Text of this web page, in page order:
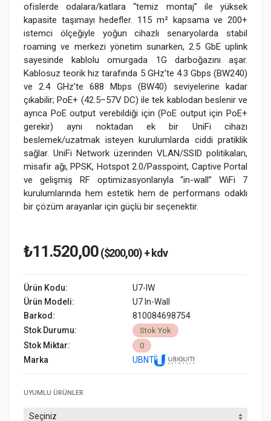
ofislerde odalara/katlara “temiz montaj” ile yüksek
kapasite taşımayı hedefler. 115 m² kapsama ve 200+
istemci ölçeğiyle yoğun cihazlı senaryolarda stabil
roaming ve merkezi yönetim sunarken, 2.5 GbE uplink
sayesinde kablolu omurgada 1G darboğazını aşar.
Kablosuz teorik hız tarafında 5 GHz’te 4.3 Gbps (BW240)
ve 2.4 GHz’te 688 Mbps (BW40) seviyelerine kadar
çıkabilir; PoE+ (42.5–57V DC) ile tek kablodan beslenir ve
ayrıca PoE output verebildiği için (PoE output için PoE+
gerekir) aynı noktadan ek bir UniFi cihazı
beslemek/uzatmak isteyen kurulumlarda ciddi pratiklik
sağlar. UniFi Network üzerinden VLAN/SSID politikaları,
misafir ağı, PPSK, Hotspot 2.0/Passpoint, Captive Portal
ve gelişmiş RF optimizasyonlarıyla “in-wall” WiFi 7
kurulumlarında hem estetik hem de performans odaklı
bir çözüm arayanlar için güçlü bir seçenektir.
₺11.520,00($200,00) + kdv
Ürün Kodu:
U7-IW
Ürün Modeli:
U7 In-Wall
Barkod:
810084698754
Stok Durumu:
Stok Yok
Stok Miktar: 0
Marka UBNT
UYUMLU ÜRÜNLER